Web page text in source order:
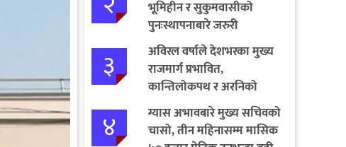
भूमिहीन र सुकुमवासीको
पुनःस्थापनाबारे जरुरी
प्रस्तावमाथि छलफल हुने
३
अविरल वर्षाले देशभरका मुख्य
राजमार्ग प्रभावित,
कान्तिलोकपथ र अरनिको
राजमार्ग पूर्ण अवरुद्ध
४
ग्यास अभावबारे मुख्य सचिवको
चासो, तीन महिनासम्म मासिक